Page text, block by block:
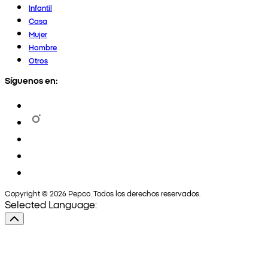
Infantil
Casa
Mujer
Hombre
Otros
Síguenos en:
Copyright © 2026 Pepco. Todos los derechos reservados.
Selected Language: